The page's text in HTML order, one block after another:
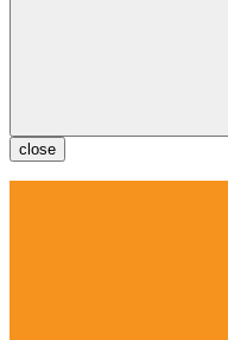
close